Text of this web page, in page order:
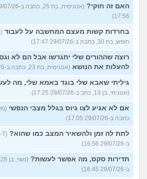
האם זה חוקי?
(אנונימית, בת 25, כתבה
17:56)
בחרדות קשות מעצם המחשבה על לעבוד
חופש, בת 30, כתבה ב-29/07/26 17:47)
רוצה שההורים שלי יתגרשו אבל הם לא
להעלות את הנושא (אנונימית, בת 23, כתבה ב-29/07/26 17:36)
גיליתי שאבא שלי בוגד באמא שלי, מה
(אנונימי, בן 13, כתב ב-29/07/26 17:25)
אם לא אגיע לצו גיוס בגלל מצבי הנפשי
כתבה ב-29/07/26 17:05)
לתת לה זמן ולהשאיר המצב כמו שהוא?
ב-29/07/26 16:56)
תדירות סקס, מה אפשר לעשות?
ב-29/07/26 16:45)